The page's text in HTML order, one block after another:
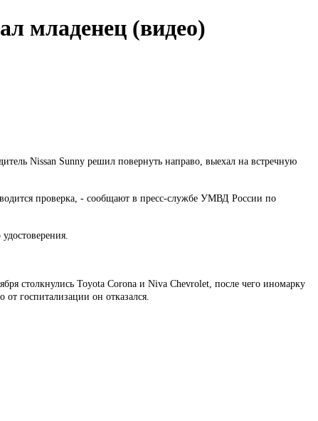
младенец (видео)
Nissan Sunny решил повернуть направо, выехал на встречную
проверка, - сообщают в пресс-службе УМВД России по
столкнулись Toyota Corona и Niva Chevrolet, после чего иномарку
госпитализации он отказался.